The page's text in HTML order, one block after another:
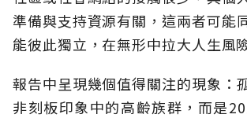
準備與支持資源有關，這兩者可能
能彼此獨立，在無形中拉大人生風
報告中呈現幾個值得關注的現象：
非刻板印象中的高齡族群，而是